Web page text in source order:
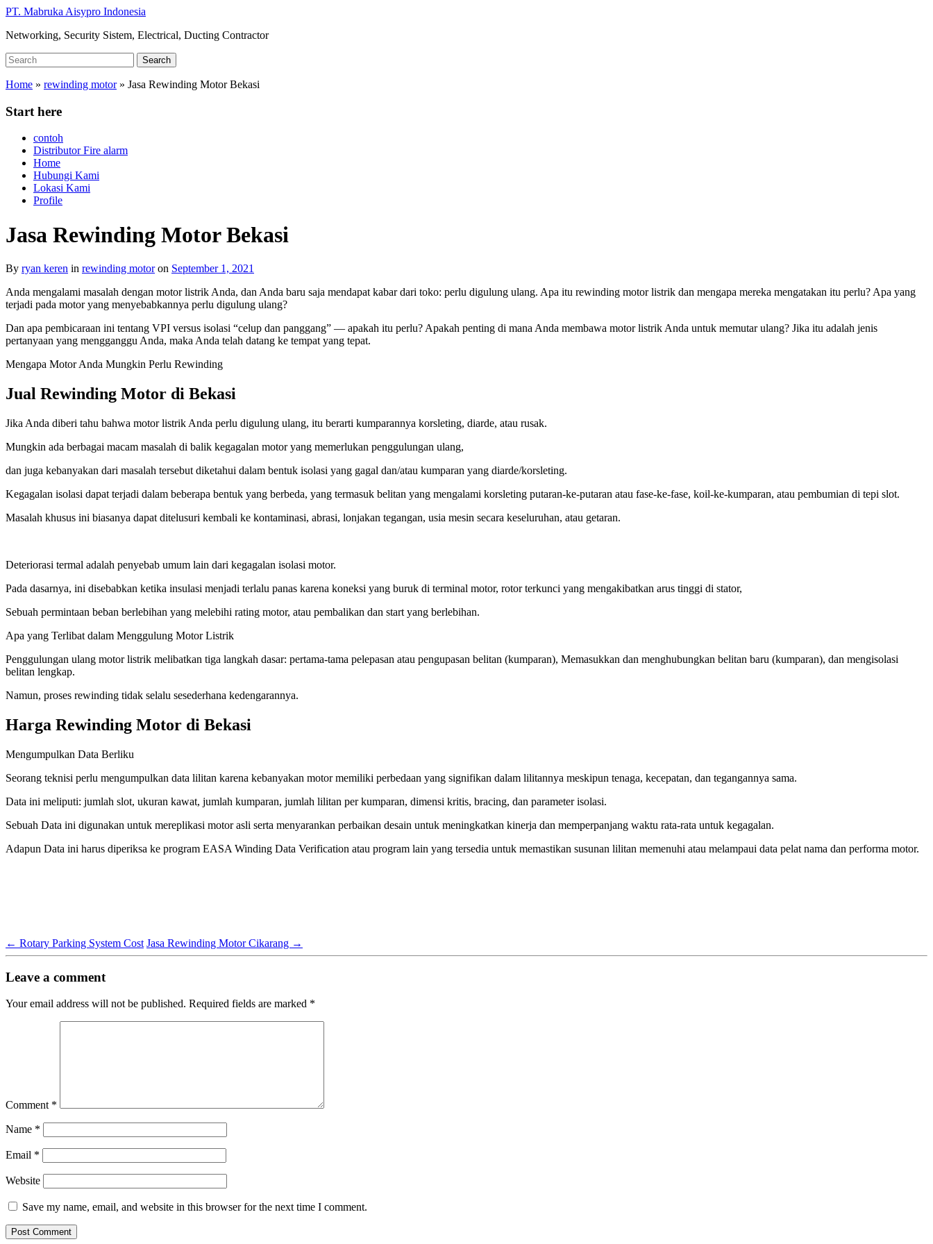
Skip
main
PT. Mabruka Aisypro Indonesia
Networking, Security Sistem, Electrical, Ducting Contractor
Search
for:
Search
Home » rewinding motor» Jasa Rewinding Motor Bekasi
Start here
contoh
Distributor Fire alarm
Home
Hubungi Kami
Lokasi Kami
Profile
Jasa Rewinding Motor Bekasi
By ryan keren in rewinding motoron September 1, 2021
Anda mengalami masalah dengan motor listrik Anda, dan Anda baru saja mendapat kabar dari toko: perlu digulung ulang. Apa itu rewinding motor listrik dan mengapa mereka mengatakan itu perlu? Apa yang
terjadi pada motor yang menyebabkannya perlu digulung ulang?
Dan apa pembicaraan ini tentang VPI versus isolasi “celup dan panggang” — apakah itu perlu? Apakah penting di mana Anda membawa motor listrik Anda untuk memutar ulang? Jika itu adalah jenis
pertanyaan yang mengganggu Anda, maka Anda telah datang ke tempat yang tepat.
Mengapa Motor Anda Mungkin Perlu Rewinding
Jual Rewinding Motor di Bekasi
Jika Anda diberi tahu bahwa motor listrik Anda perlu digulung ulang, itu berarti kumparannya korsleting, diarde, atau rusak.
Mungkin ada berbagai macam masalah di balik kegagalan motor yang memerlukan penggulungan ulang,
dan juga kebanyakan dari masalah tersebut diketahui dalam bentuk isolasi yang gagal dan/atau kumparan yang diarde/korsleting.
Kegagalan isolasi dapat terjadi dalam beberapa bentuk yang berbeda, yang termasuk belitan yang mengalami korsleting putaran-ke-putaran atau fase-ke-fase, koil-ke-kumparan, atau pembumian di tepi slot.
Masalah khusus ini biasanya dapat ditelusuri kembali ke kontaminasi, abrasi, lonjakan tegangan, usia mesin secara keseluruhan, atau getaran.
Deteriorasi termal adalah penyebab umum lain dari kegagalan isolasi motor.
Pada dasarnya, ini disebabkan ketika insulasi menjadi terlalu panas karena koneksi yang buruk di terminal motor, rotor terkunci yang mengakibatkan arus tinggi di stator,
Sebuah permintaan beban berlebihan yang melebihi rating motor, atau pembalikan dan start yang berlebihan.
Apa yang Terlibat dalam Menggulung Motor Listrik
Penggulungan ulang motor listrik melibatkan tiga langkah dasar: pertama-tama pelepasan atau pengupasan belitan (kumparan), Memasukkan dan menghubungkan belitan baru (kumparan), dan mengisolasi
belitan lengkap.
Namun, proses rewinding tidak selalu sesederhana kedengarannya.
Harga Rewinding Motor di Bekasi
Mengumpulkan Data Berliku
Seorang teknisi perlu mengumpulkan data lilitan karena kebanyakan motor memiliki perbedaan yang signifikan dalam lilitannya meskipun tenaga, kecepatan, dan tegangannya sama.
Data ini meliputi: jumlah slot, ukuran kawat, jumlah kumparan, jumlah lilitan per kumparan, dimensi kritis, bracing, dan parameter isolasi.
Sebuah Data ini digunakan untuk mereplikasi motor asli serta menyarankan perbaikan desain untuk meningkatkan kinerja dan memperpanjang waktu rata-rata untuk kegagalan.
Adapun Data ini harus diperiksa ke program EASA Winding Data Verification atau program lain yang tersedia untuk memastikan susunan lilitan memenuhi atau melampaui data pelat nama dan performa motor.
← Rotary Parking System Cost Jasa Rewinding Motor Cikarang →
Leave a comment
Your email address will not be published. Required fields are marked *
Comment *
Name *
Email *
Website
Save my name, email, and website in this browser for the next time I comment.